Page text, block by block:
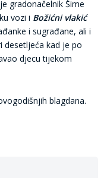
gradonačelnik Šime
vozi i Božićni vlakić
i sugrađane, ali i
desetljeća kad je po
djecu tijekom
blagdana.